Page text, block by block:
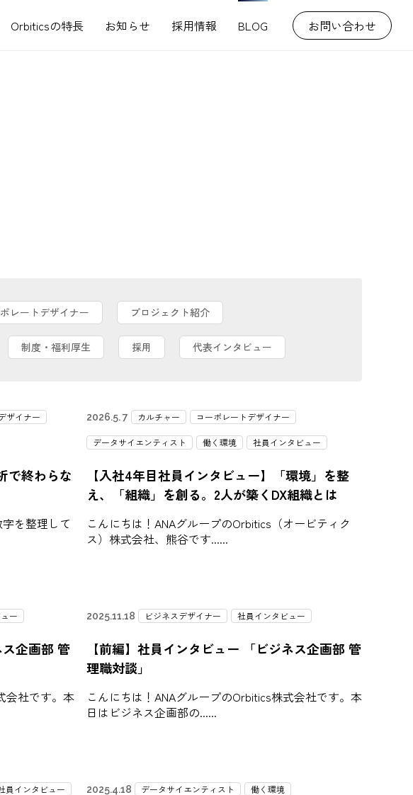
Orbiticsの特長 お知らせ 採用情報 BLOG お問い合わせ
レートデザイナー プロジェクト紹介
制度・福利厚生 採用 代表インタビュー
ザイナー
で終わらな
を整理して
2026.5. 7 カルチャー コーポレートデザイナー
データサイエンティスト 働く環境 社員インタビュー
【入社4年目社員インタビュー】「環境」を整
え、「組織」を創る。2人が築くDX組織とは
こんにちは！ANAグループのOrbitics（オービティク
ス）株式会社、熊谷です...
ー
ス企画部 管
会社です。本
2025.11.18 ビジネスデザイナー 社員インタビュー
【前編】社員インタビュー 「ビジネス企画部 管
理職対談」
こんにちは！ANAグループのOrbitics株式会社です。本
日はビジネス企画部の...
員インタビュー 2025.4.18 データサイエンティスト 働く環境